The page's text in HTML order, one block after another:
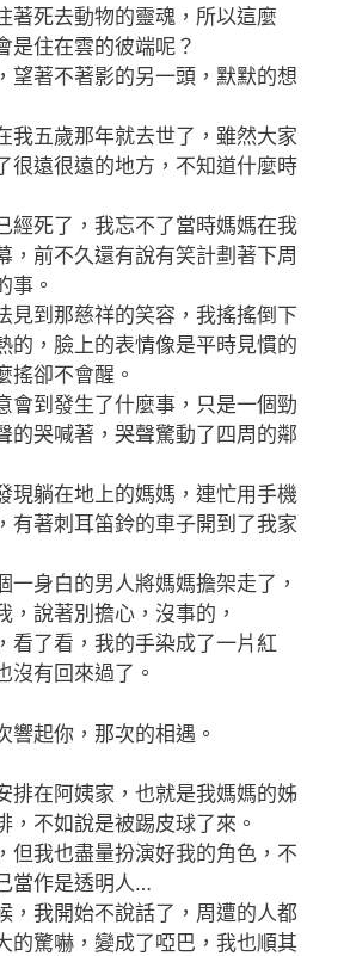
著死去動物的靈魂，所以這麼
是住在雲的彼端呢？
望著不著影的另一頭，默默的想
我五歲那年就去世了，雖然大家
很遠很遠的地方，不知道什麼時
經死了，我忘不了當時媽媽在我
，前不久還有說有笑計劃著下周
事。
見到那慈祥的笑容，我搖搖倒下
的，臉上的表情像是平時見慣的
搖卻不會醒。
會到發生了什麼事，只是一個勁
的哭喊著，哭聲驚動了四周的鄰
現躺在地上的媽媽，連忙用手機
有著刺耳笛鈴的車子開到了我家
一身白的男人將媽媽擔架走了，
，說著別擔心，沒事的，
看了看，我的手染成了一片紅
沒有回來過了。
響起你，那次的相遇。
排在阿姨家，也就是我媽媽的姊
，不如說是被踢皮球了來。
但我也盡量扮演好我的角色，不
當作是透明人…
，我開始不說話了，周遭的人都
的驚嚇，變成了啞巴，我也順其